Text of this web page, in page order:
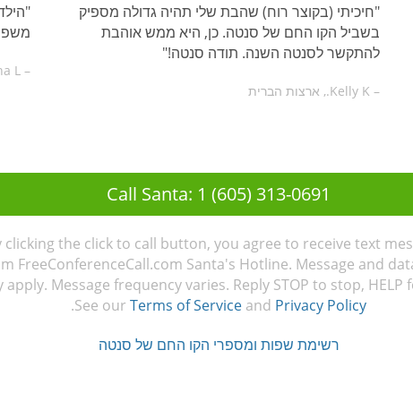
"חיכיתי (בקוצר רוח) שהבת שלי תהיה גדולה מספיק
בשביל הקו החם של סנטה. כן, היא ממש אוהבת
להתקשר לסנטה השנה. תודה סנטה!"
– Kelly K., ארצות הברית
– Karolina L., שוודיה
Call Santa: 1 (605) 313-0691
clicking the click to call button, you agree to receive text
FreeConferenceCall.com Santa's Hotline. Message and
apply. Message frequency varies. Reply STOP to stop, HELP
See our Terms of Service and Privacy Policy
.
רשימת שפות ומספרי הקו החם של סנטה